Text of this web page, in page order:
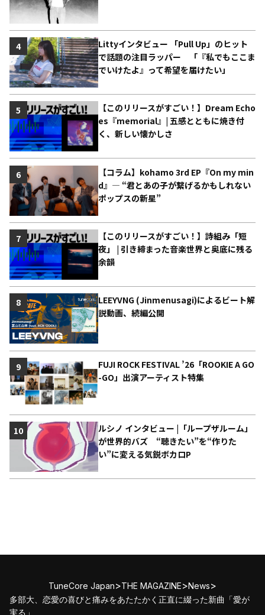
Littyインタビュー 「Pull Up」のヒット
で話題の注目ラッパー 「『私でもここま
でいけたよ』って希望を届けたい」
4
【このリリースがすごい！】Dream Echo
es『memorial』| 五感とともに焼き付
く、新しい懐かしさ
5
【コラム】kohamo 3rd EP『On my min
d』― “君とあの子が繋げるかもしれない
ポップスの新星”
6
【このリリースがすごい！】詩組み「短
夜」 | 引き締まった音楽世界と奥底に残る
余韻
7
LEEYVNG (Jinmenusagi)によるビート解
説動画、続編公開
8
FUJI ROCK FESTIVAL ’26「ROOKIE A GO
-GO」出演アーティスト特集
9
ルシノ インタビュー |「ループザルーム」
が世界的バズ “聴きたい”を“作りた
い”に変える気鋭ボカロP
10
TuneCore Japan>THE MAGAZINE>News>
多部大、恋愛の喜びと痛みをあたたかく正直に綴った新曲「愛が
実る」